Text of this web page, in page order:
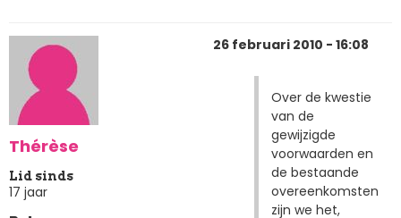
Thérèse
Lid sinds
17 jaar
26 februari 2010 - 16:08
Over de kwestie
van de
gewijzigde
voorwaarden en
de bestaande
overeenkomsten
zijn we het,